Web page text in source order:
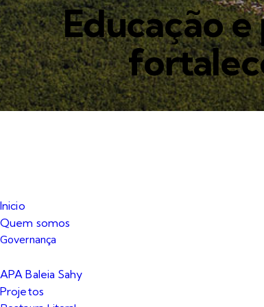
Educação
Inicio
Quem somos
Governança
APA Baleia Sahy
Projetos